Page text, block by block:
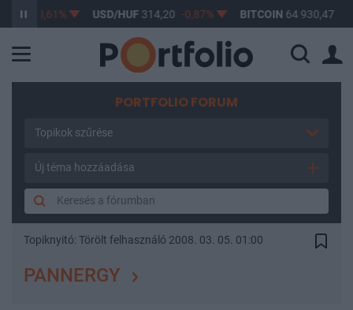
-0,61% USD/HUF314,20 -0,87% BITCOIN64 930,47
PORTFOLIO FORUM
Topikok szűrése
Új téma hozzáadása
Topiknyitó: Törölt felhasználó 2008. 03. 05. 01:00
PANNERGY